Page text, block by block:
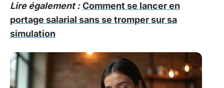
Lire également : Comment se lancer en
portage salarial sans se tromper sur sa
simulation